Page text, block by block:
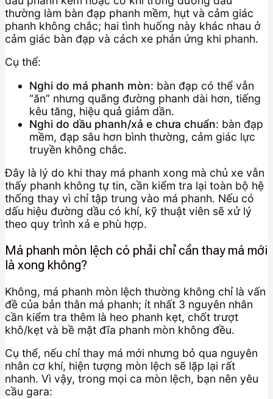
thường làm bàn đạp phanh mềm, hụt và cảm giác
phanh không chắc; hai tình huống này khác nhau ở
cảm giác bàn đạp và cách xe phản ứng khi phanh.
Cụ thể:
Nghi do má phanh mòn: bàn đạp có thể vẫn
“ăn” nhưng quãng đường phanh dài hơn, tiếng
kêu tăng, hiệu quả giảm dần.
Nghi do dầu phanh/xả e chưa chuẩn: bàn đạp
mềm, đạp sâu hơn bình thường, cảm giác lực
truyền không chắc.
Đây là lý do khi thay má phanh xong mà chủ xe vẫn
thấy phanh không tự tin, cần kiểm tra lại toàn bộ hệ
thống thay vì chỉ tập trung vào má phanh. Nếu có
dấu hiệu đường dầu có khí, kỹ thuật viên sẽ xử lý
theo quy trình xả e phù hợp.
Má phanh mòn lệch có phải chỉ cần thay má mới
là xong không?
Không, má phanh mòn lệch thường không chỉ là vấn
đề của bản thân má phanh; ít nhất 3 nguyên nhân
cần kiểm tra thêm là heo phanh kẹt, chốt trượt
khô/kẹt và bề mặt đĩa phanh mòn không đều.
Cụ thể, nếu chỉ thay má mới nhưng bỏ qua nguyên
nhân cơ khí, hiện tượng mòn lệch sẽ lặp lại rất
nhanh. Vì vậy, trong mọi ca mòn lệch, bạn nên yêu
cầu gara: